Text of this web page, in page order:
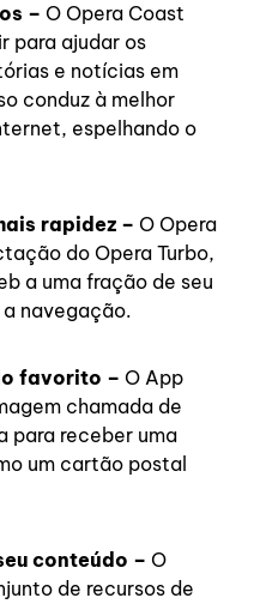
– O Opera Coast
para ajudar os
e notícias em
conduz à melhor
espelhando o
rapidez – O Opera
do Opera Turbo,
a uma fração de seu
navegação.
favorito – O App
chamada de
para receber uma
um cartão postal
conteúdo – O
de recursos de